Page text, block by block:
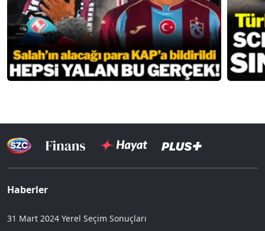
Haberler
31 Mart 2024 Yerel Seçim Sonuçları